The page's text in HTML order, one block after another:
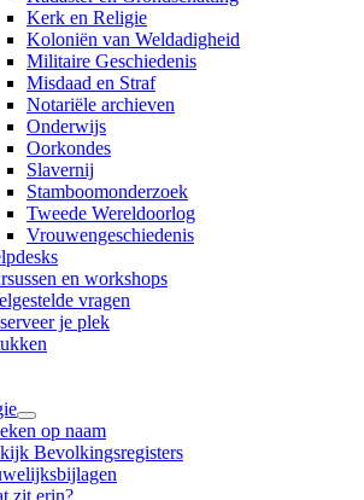
Kerk en Religie
Koloniën van Weldadigheid
Militaire Geschiedenis
Misdaad en Straf
Notariële archieven
Onderwijs
Oorkondes
Slavernij
Stamboomonderzoek
Tweede Wereldoorlog
Vrouwengeschiedenis
en workshops
vragen
je plek
op naam
Bevolkingsregisters
zit erin?